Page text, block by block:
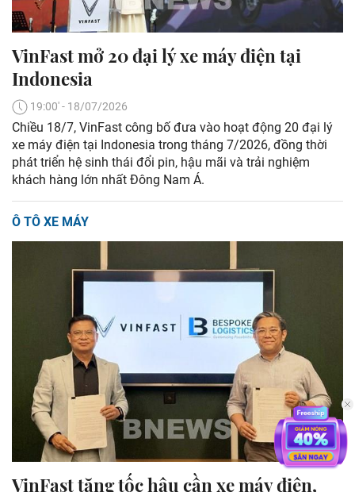
VinFast mở 20 đại lý xe máy điện tại
Indonesia
19:00' - 18/07/2026
Chiều 18/7, VinFast công bố đưa vào hoạt động 20 đại lý
xe máy điện tại Indonesia trong tháng 7/2026, đồng thời
phát triển hệ sinh thái đổi pin, hậu mãi và trải nghiệm
khách hàng lớn nhất Đông Nam Á.
Ô TÔ XE MÁY
VinFast tăng tốc hậu cần xe máy điện,